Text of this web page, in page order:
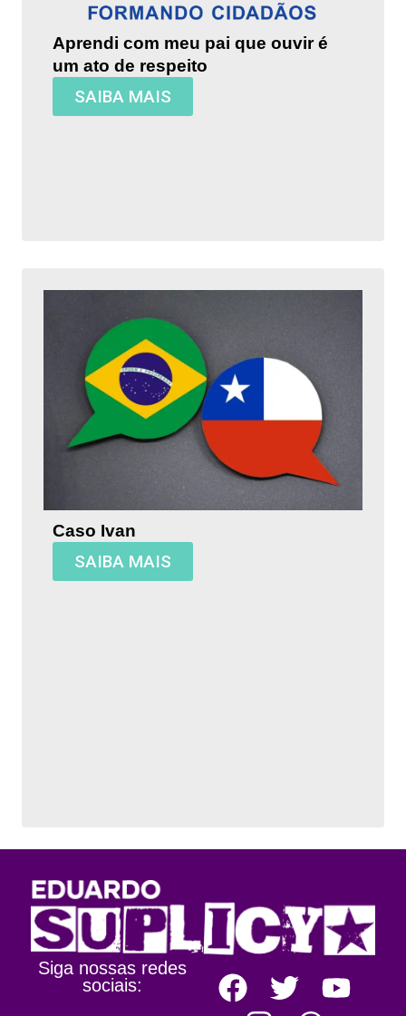
Aprendi com meu pai que ouvir é
um ato de respeito
SAIBA MAIS
Caso Ivan
SAIBA MAIS
Siga nossas redes
sociais: